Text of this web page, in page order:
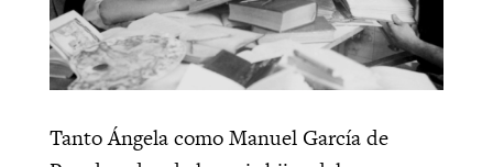
Tanto Ángela como Manuel García de